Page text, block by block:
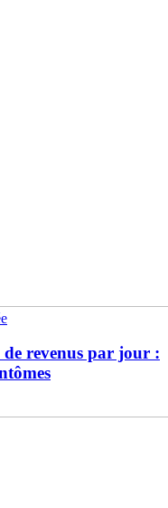
de revenus par jour :